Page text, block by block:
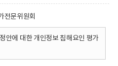
전문위원회
안에 대한 개인정보 침해요인 평가